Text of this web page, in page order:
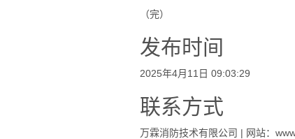
（完）
发布时间
2025年4月11日 09:03:29
联系方式
万霖消防技术有限公司 | 网站：